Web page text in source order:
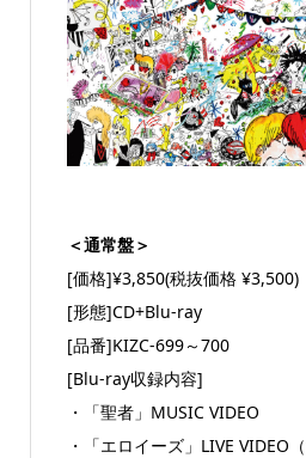
＜通常盤＞
[価格]¥3,850(税抜価格 ¥3,500)
[形態]CD+Blu-ray
[品番]KIZC-699～700
[Blu-ray収録内容]
・「聖者」MUSIC VIDEO
・「エロイーズ」LIVE VIDEO